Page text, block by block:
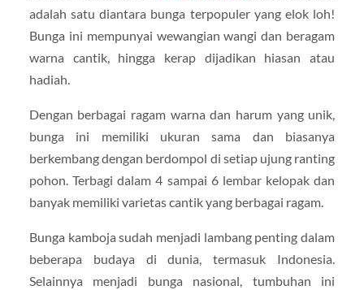
adalah satu diantara bunga terpopuler yang elok loh!
Bunga ini mempunyai wewangian wangi dan beragam
warna cantik, hingga kerap dijadikan hiasan atau
hadiah.
Dengan berbagai ragam warna dan harum yang unik,
bunga ini memiliki ukuran sama dan biasanya
berkembang dengan berdompol di setiap ujung ranting
pohon. Terbagi dalam 4 sampai 6 lembar kelopak dan
banyak memiliki varietas cantik yang berbagai ragam.
Bunga kamboja sudah menjadi lambang penting dalam
beberapa budaya di dunia, termasuk Indonesia.
Selainnya menjadi bunga nasional, tumbuhan ini